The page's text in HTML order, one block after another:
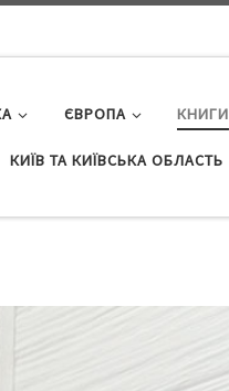
ЄВРОПА КНИГИ
КИЇВ ТА КИЇВСЬКА ОБЛАСТЬ